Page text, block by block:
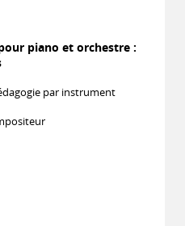
piano et orchestre :
par instrument